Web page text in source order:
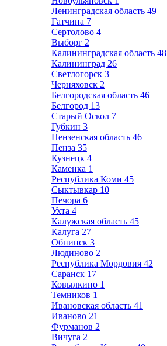
Ленинградская область 49
Гатчина 7
Сертолово 4
Выборг 2
Калининградская область 48
Калининград 26
Светлогорск 3
Черняховск 2
Белгородская область 46
Белгород 13
Старый Оскол 7
Губкин 3
Пензенская область 46
Пенза 35
Кузнецк 4
Каменка 1
Республика Коми 45
Сыктывкар 10
Печора 6
Ухта 4
Калужская область 45
Калуга 27
Обнинск 3
Людиново 2
Республика Мордовия 42
Саранск 17
Ковылкино 1
Темников 1
Ивановская область 41
Иваново 21
Фурманов 2
Вичуга 2